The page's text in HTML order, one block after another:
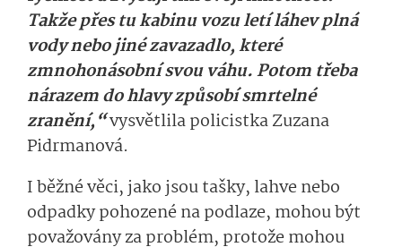
Takže přes tu kabinu vozu letí láhev plná
vody nebo jiné zavazadlo, které
zmnohonásobní svou váhu. Potom třeba
nárazem do hlavy způsobí smrtelné
zranění,“vysvětlila policistka Zuzana
Pidrmanová.
I běžné věci, jako jsou tašky, lahve nebo
odpadky pohozené na podlaze, mohou být
považovány za problém, protože mohou